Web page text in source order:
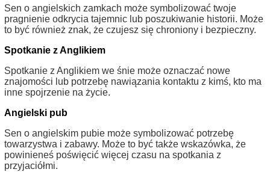
Sen o angielskich zamkach może symbolizować twoje
pragnienie odkrycia tajemnic lub poszukiwanie historii. Może
to być również znak, że czujesz się chroniony i bezpieczny.
Spotkanie z Anglikiem
Spotkanie z Anglikiem we śnie może oznaczać nowe
znajomości lub potrzebę nawiązania kontaktu z kimś, kto ma
inne spojrzenie na życie.
Angielski pub
Sen o angielskim pubie może symbolizować potrzebę
towarzystwa i zabawy. Może to być także wskazówka, że
powinieneś poświęcić więcej czasu na spotkania z
przyjaciółmi.